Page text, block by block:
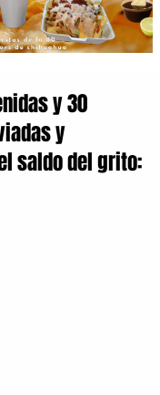
y 30
y
saldo del grito: